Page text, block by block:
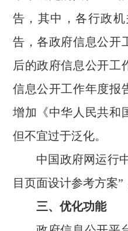
告，其中，各行政
告，各政府信息公开
后的政府信息公开工
信息公开工作年度报
增加《中华人民共和
但不宜过于泛化。
中国政府网运行
目页面设计参考方案”
三、优化功能